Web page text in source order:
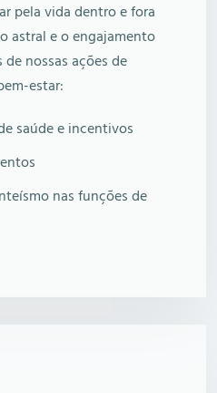
pela vida dentro e fora
astral e o engajamento
nossas ações de
estar:
saúde e incentivos
nas funções de